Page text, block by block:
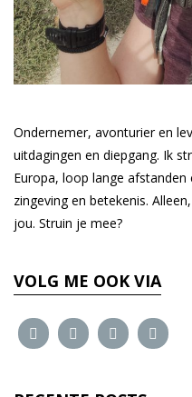
Ondernemer, avonturier en
uitdagingen en diepgang. Ik
Europa, loop lange
zingeving en betekenis.
jou. Struin je mee?
VOLG ME OOK VIA